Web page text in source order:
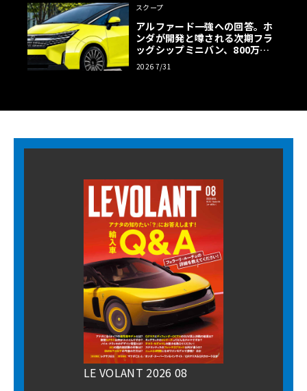
スクープ
アルファード一強への回答。ホ
ンダが開発と噂される次期フラ
ッグシップミニバン、800万円
超の勝算【予想CG】
2026 7/31
LE VOLANT 2026 08